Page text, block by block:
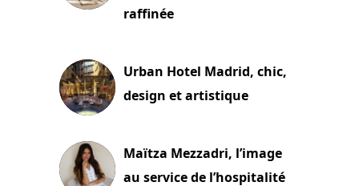
raffinée
Urban Hotel Madrid, chic,
design et artistique
Maïtza Mezzadri, l’image
au service de l’hospitalité